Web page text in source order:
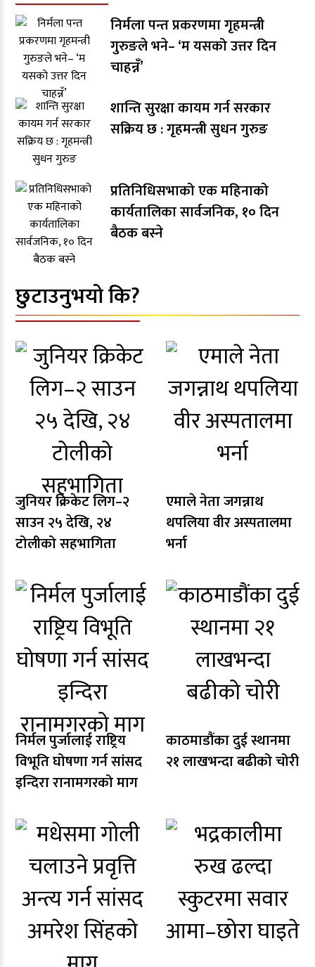
निर्मला पन्त प्रकरणमा गृहमन्त्री
गुरुङले भने– ‘म यसको उत्तर दिन
चाहन्नँ’
शान्ति सुरक्षा कायम गर्न सरकार
सक्रिय छ : गृहमन्त्री सुधन गुरुङ
प्रतिनिधिसभाको एक महिनाको
कार्यतालिका सार्वजनिक, १० दिन
बैठक बस्ने
छुटाउनुभयो कि?
जुनियर क्रिकेट लिग–२
साउन २५ देखि, २४
टोलीको सहभागिता
एमाले नेता जगन्नाथ
थपलिया वीर अस्पतालमा
भर्ना
निर्मल पुर्जालाई राष्ट्रिय
विभूति घोषणा गर्न सांसद
इन्दिरा रानामगरको माग
काठमाडौंका दुई स्थानमा
२१ लाखभन्दा बढीको चोरी